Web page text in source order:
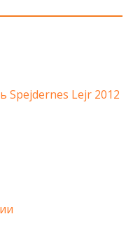
Spejdernes Lejr 2012